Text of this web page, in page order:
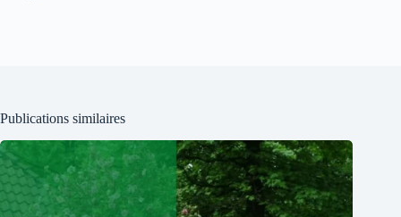
Publications similaires